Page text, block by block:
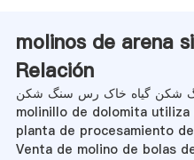
molinos de arena
Relación
شکن گیاه خاک رس سنگ شکن
molinillo de dolomita utiliza
planta de procesamiento
Venta de molino de bolas